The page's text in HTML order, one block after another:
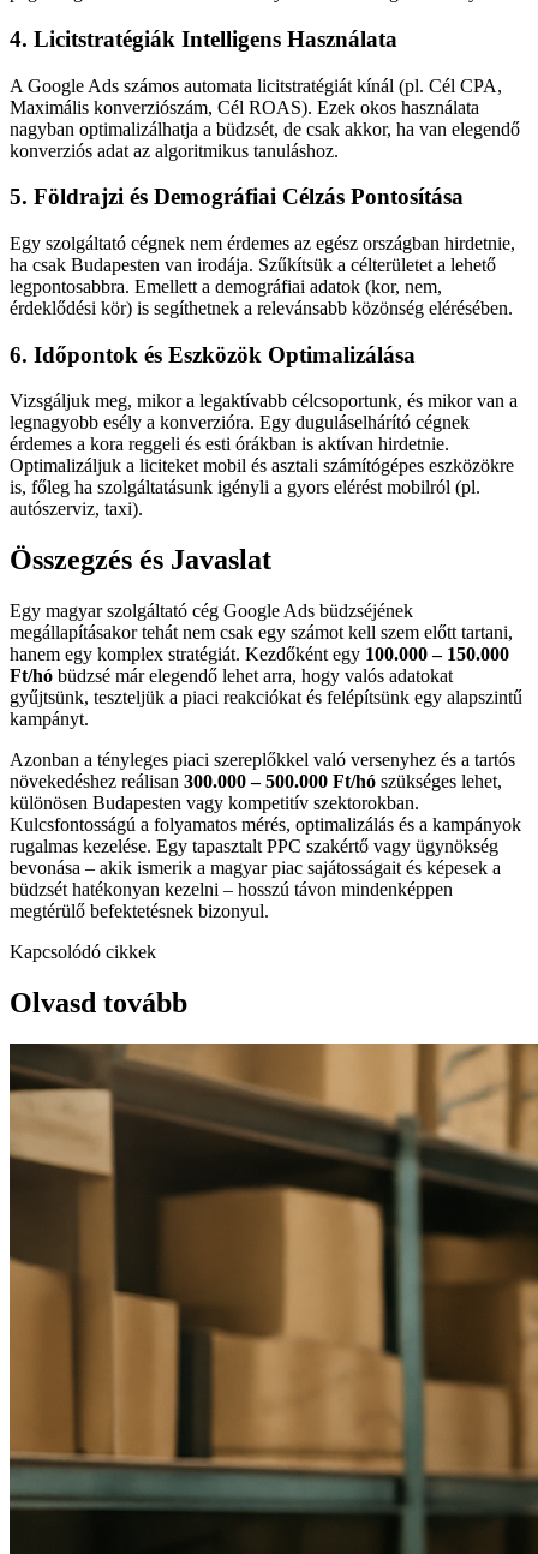
4. Licitstratégiák Intelligens Használata
A Google Ads számos automata licitstratégiát kínál (pl. Cél CPA,
Maximális konverziószám, Cél ROAS). Ezek okos használata
nagyban optimalizálhatja a büdzsét, de csak akkor, ha van elegendő
konverziós adat az algoritmikus tanuláshoz.
5. Földrajzi és Demográfiai Célzás Pontosítása
Egy szolgáltató cégnek nem érdemes az egész országban hirdetnie,
ha csak Budapesten van irodája. Szűkítsük a célterületet a lehető
legpontosabbra. Emellett a demográfiai adatok (kor, nem,
érdeklődési kör) is segíthetnek a relevánsabb közönség elérésében.
6. Időpontok és Eszközök Optimalizálása
Vizsgáljuk meg, mikor a legaktívabb célcsoportunk, és mikor van a
legnagyobb esély a konverzióra. Egy duguláselhárító cégnek
érdemes a kora reggeli és esti órákban is aktívan hirdetnie.
Optimalizáljuk a liciteket mobil és asztali számítógépes eszközökre
is, főleg ha szolgáltatásunk igényli a gyors elérést mobilról (pl.
autószerviz, taxi).
Összegzés és Javaslat
Egy magyar szolgáltató cég Google Ads büdzséjének
megállapításakor tehát nem csak egy számot kell szem előtt tartani,
hanem egy komplex stratégiát. Kezdőként egy 100.000 – 150.000
Ft/hó büdzsé már elegendő lehet arra, hogy valós adatokat
gyűjtsünk, teszteljük a piaci reakciókat és felépítsünk egy alapszintű
kampányt.
Azonban a tényleges piaci szereplőkkel való versenyhez és a tartós
növekedéshez reálisan 300.000 – 500.000 Ft/hó szükséges lehet,
különösen Budapesten vagy kompetitív szektorokban.
Kulcsfontosságú a folyamatos mérés, optimalizálás és a kampányok
rugalmas kezelése. Egy tapasztalt PPC szakértő vagy ügynökség
bevonása – akik ismerik a magyar piac sajátosságait és képesek a
büdzsét hatékonyan kezelni – hosszú távon mindenképpen
megtérülő befektetésnek bizonyul.
Kapcsolódó cikkek
Olvasd tovább